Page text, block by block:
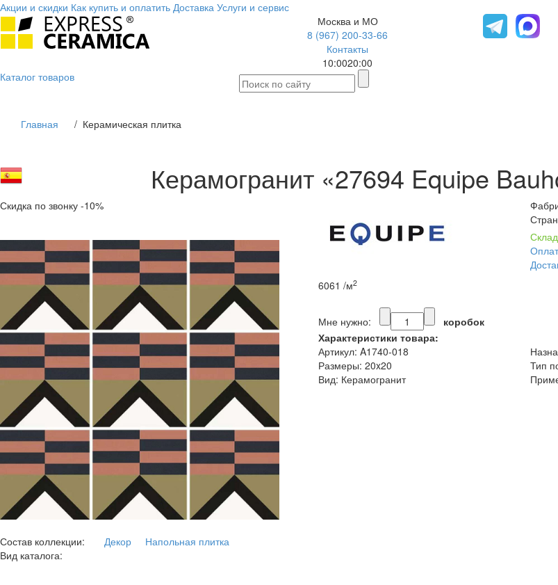
Акции и скидки Как купить и оплатить Доставка Услуги и сервис
Москва и МО
8 (967) 200-33-66
Контакты
10:0020:00
Каталог товаров
Главная
/ Керамическая плитка
Керамогранит «27694 Equipe
Скидка по звонку -10%
6061 /м2
Мне нужно: коробок
Характеристики товара:
Артикул: A1740-018
Размеры: 20x20
Вид: Керамогранит
Тип
Состав коллекции: Декор
Напольная плитка
Вид каталога: